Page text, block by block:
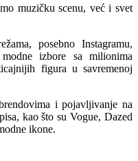
muzičku scenu, već i svet
posebno Instagramu,
izbore sa milionima
figura u savremenoj
i pojavljivanje na
kao što su Vogue, Dazed
ikone.